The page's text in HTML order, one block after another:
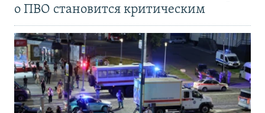
о ПВО становится критическим